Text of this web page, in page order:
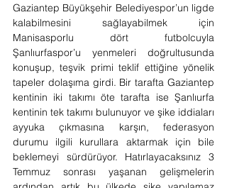
Gaziantep Büyükşehir Belediyespor’un ligde
kalabilmesini sağlayabilmek için
Manisasporlu dört futbolcuyla
Şanlıurfaspor’u yenmeleri doğrultusunda
konuşup, teşvik primi teklif ettiğine yönelik
tapeler dolaşıma girdi. Bir tarafta Gaziantep
kentinin iki takımı öte tarafta ise Şanlıurfa
kentinin tek takımı bulunuyor ve şike iddiaları
ayyuka çıkmasına karşın, federasyon
durumu ilgili kurullara aktarmak için bile
beklemeyi sürdürüyor. Hatırlayacaksınız 3
Temmuz sonrası yaşanan gelişmelerin